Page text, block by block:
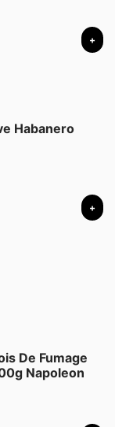
+
Habanero
+
De Fumage
Napoleon